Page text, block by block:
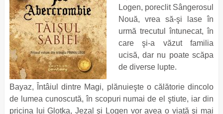
Logen, poreclit Sângerosul
Nouă, vrea să-şi lase în
urmă trecutul întunecat, în
care şi-a văzut familia
ucisă, dar nu poate scăpa
de diverse lupte.
Bayaz, Întâiul dintre Magi, plănuieşte o călătorie dincolo
de lumea cunoscută, în scopuri numai de el ştiute, iar din
pricina lui Glotka, Jezal şi Logen vor avea o viaţă şi mai